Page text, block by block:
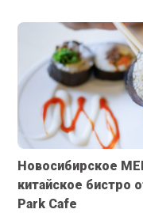
Новосибирское
китайское бистро
Park Cafe